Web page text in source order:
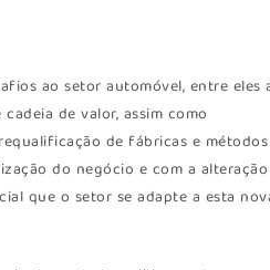
ao setor automóvel, entre eles
de valor, assim como
de fábricas e métodos
do negócio e com a alteração
que o setor se adapte a esta